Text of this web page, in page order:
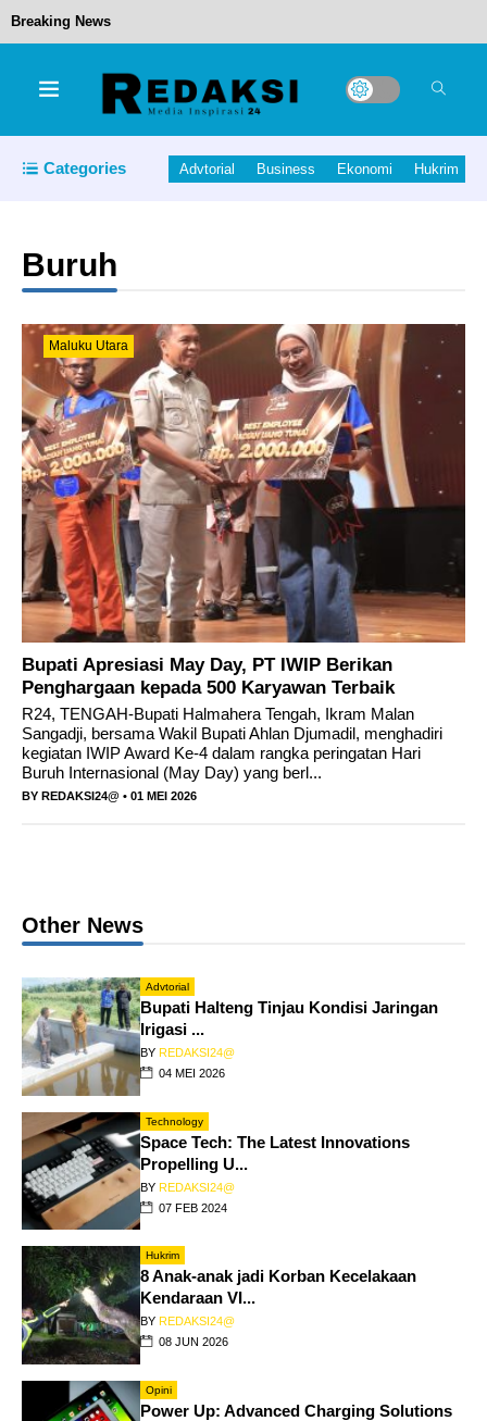
Breaking News
Tim Lain Jangan Bermimpi! Spanyol Kandidat
Terkuat Juara Piala Dunia 2026
Bupati Ikram Malan Sangadji menyampaikan
apresiasi atas dukungan dan kinerja PT
Indonesia Weda Bay Industrial Park dalam
membantu penyediaan kebutuhan air bersi
Power Up: Advanced Charging Solutions and
Battery Tech Innovations
Categories Advtorial Business Ekonomi Hukrim
Buruh
Maluku Utara
Bupati Apresiasi May Day, PT IWIP Berikan
Penghargaan kepada 500 Karyawan Terbaik
R24, TENGAH-Bupati Halmahera Tengah, Ikram Malan
Sangadji, bersama Wakil Bupati Ahlan Djumadil, menghadiri
kegiatan IWIP Award Ke-4 dalam rangka peringatan Hari
Buruh Internasional (May Day) yang berl...
BY REDAKSI24@ • 01 MEI 2026
Other News
Advtorial
Bupati Halteng Tinjau Kondisi Jaringan
Irigasi ...
BY REDAKSI24@
04 MEI 2026
Technology
Space Tech: The Latest Innovations
Propelling U...
BY REDAKSI24@
07 FEB 2024
Hukrim
8 Anak-anak jadi Korban Kecelakaan
Kendaraan VI...
BY REDAKSI24@
08 JUN 2026
Opini
Power Up: Advanced Charging Solutions